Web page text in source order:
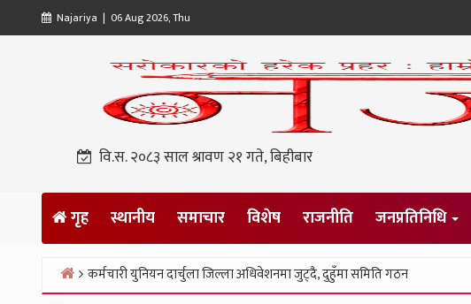
to
Najariya | 06 Aug 2026, Thu
वि.स. २०८३ साल श्रावण २१ गते, बिहीबार
गृह स्थानीय समाचार विशेष राजनीति जनप्रतिनिधि
Home
कर्मचारी युनियन दार्चुला जिल्ला अधिवेशनमा जुट्दै, दुहुँमा समिति गठन